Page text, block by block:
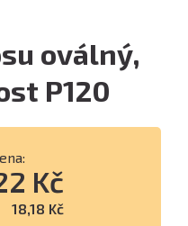
oválný,
P120
Kč
18,18 Kč